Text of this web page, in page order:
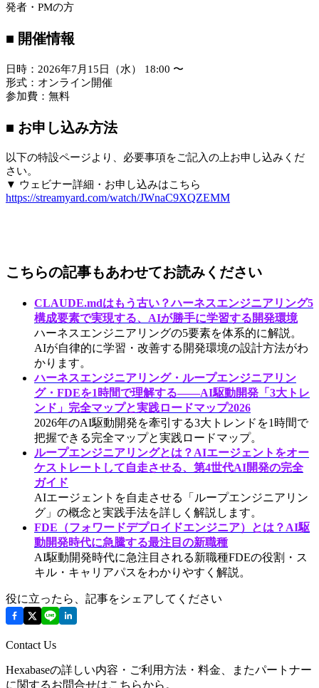
発者・PMの方
■ 開催情報
日時：2026年7月15日（水） 18:00 〜
形式：オンライン開催
参加費：無料
■ お申し込み方法
以下の特設ページより、必要事項をご記入の上お申し込みくだ
さい。
▼ ウェビナー詳細・お申し込みはこちら
https://streamyard.com/watch/JWnaC9XQZEMM
こちらの記事もあわせてお読みください
CLAUDE.mdはもう古い？ハーネスエンジニアリング5
構成要素で実現する、AIが勝手に学習する開発環境
ハーネスエンジニアリングの5要素を体系的に解説。
AIが自律的に学習・改善する開発環境の設計方法がわ
かります。
ハーネスエンジニアリング・ループエンジニアリン
グ・FDEを1時間で理解する——AI駆動開発「3大トレ
ンド」完全マップと実践ロードマップ2026
2026年のAI駆動開発を牽引する3大トレンドを1時間で
把握できる完全マップと実践ロードマップ。
ループエンジニアリングとは？AIエージェントをオー
ケストレートして自走させる、第4世代AI開発の完全
ガイド
AIエージェントを自走させる「ループエンジニアリン
グ」の概念と実践手法を詳しく解説します。
FDE（フォワードデプロイドエンジニア）とは？AI駆
動開発時代に急騰する最注目の新職種
AI駆動開発時代に急注目される新職種FDEの役割・ス
キル・キャリアパスをわかりやすく解説。
役に立ったら、記事をシェアしてください
Contact Us
Hexabaseの詳しい内容・ご利用方法・料金、またパートナー
に関するお問合せはこちらから。